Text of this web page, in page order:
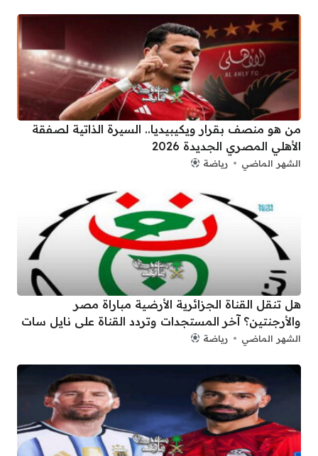
من هو منصف بقرار ويكيبيديا.. السيرة الذاتية لصفقة
الأهلي المصري الجديدة 2026
الشهر الماضي رياضة
هل تنقل القناة الجزائرية الأرضية مباراة مصر
والأرجنتين؟ آخر المستجدات وتردد القناة على نايل سات
الشهر الماضي رياضة